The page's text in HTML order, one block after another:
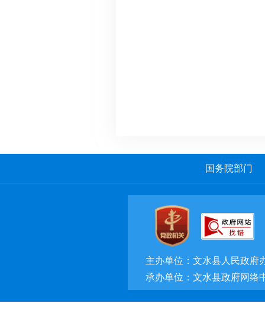
国务院部门
主办单位：文水县人民政府
承办单位：文水县政府网络